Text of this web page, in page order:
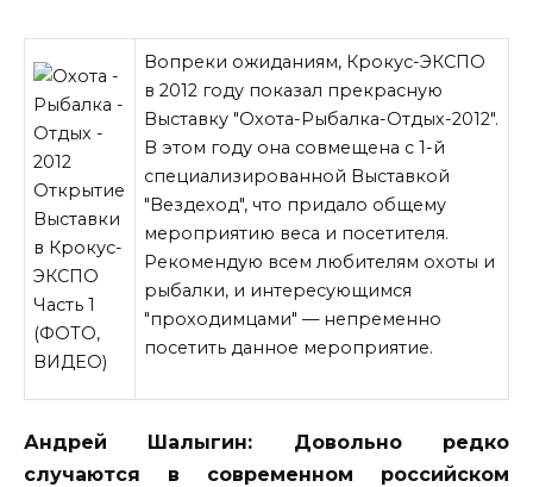
Вопреки ожиданиям, Крокус-ЭКСПО
в 2012 году показал прекрасную
Выставку "Охота-Рыбалка-Отдых-2012".
В этом году она совмещена с 1-й
специализированной Выставкой
"Вездеход", что придало общему
мероприятию веса и посетителя.
Рекомендую всем любителям охоты и
рыбалки, и интересующимся
"проходимцами" — непременно
посетить данное мероприятие.
Андрей Шалыгин: Довольно редко
случаются в современном российском